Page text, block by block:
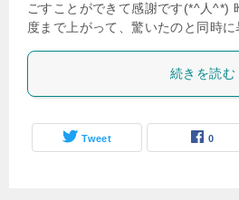
ごすことができて感謝です(*^人^*)
度まで上がって、驚いたのと同時
続きを読む
Tweet 0